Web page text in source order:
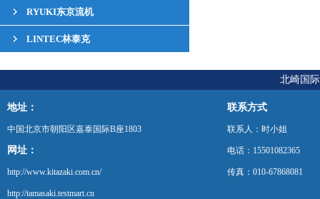
RYUKI东京流机
LINTEC林泰克
北崎国
地址：
中国北京市朝阳区嘉泰国际B座1803
网址：
http://www.kitazaki.com.cn/
http://tamasaki.testmart.cn
联系方式
联系人：时小姐
电话：15501082365
传真：010-67868081